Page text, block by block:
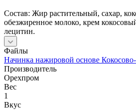
Состав: Жир растительный, сахар,
обезжиренное молоко, крем
лецитин.
Файлы
Начинка нажировой основе
Производитель
Орехпром
Вес
1
Вкус